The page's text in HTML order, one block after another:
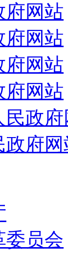
府网站
府网站
府网站
府网站
民政
政府网
委员会